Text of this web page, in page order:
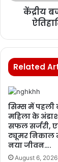
केंद्रीय
Related
सिम्स में पहली
महिला के
सफल सर्जरी,
ट्यूमर निकाल
नया जीवन….
August 6, 2026